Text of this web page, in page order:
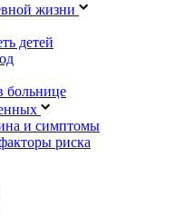
жизни
детей
больнице
и симптомы
риска